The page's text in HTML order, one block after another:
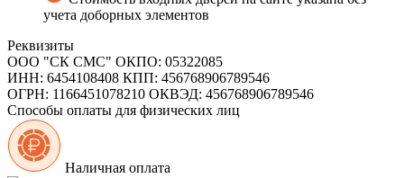
учета доборных элементов
Реквизиты
ООО "СК СМС" ОКПО: 05322085
ИНН: 6454108408 КПП: 456768906789546
ОГРН: 1166451078210 ОКВЭД: 456768906789546
Способы оплаты для физических лиц
Наличная оплата